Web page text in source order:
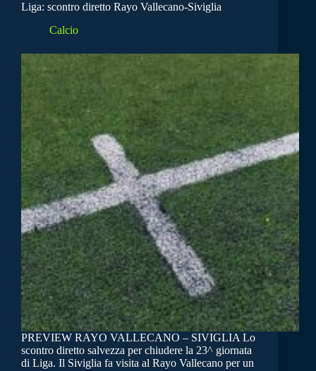
Liga: scontro diretto Rayo Vallecano-Siviglia
Calcio
PREVIEW RAYO VALLECANO – SIVIGLIA Lo
scontro diretto salvezza per chiudere la 23^ giornata
di Liga. Il Siviglia fa visita al Rayo Vallecano per un